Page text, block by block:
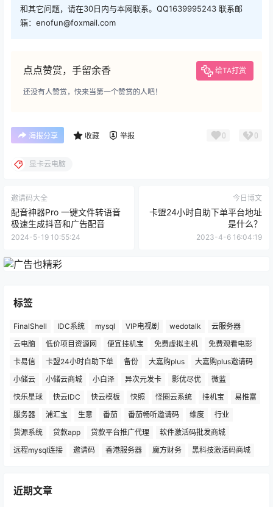
和其它问题，请在30日内与本网联系。QQ1639995243 联系邮
箱：enofun@foxmail.com
点点赞赏，手留余香 给TA打赏
还没有人赞赏，快来当第一个赞赏的人吧！
海报分享 收藏 举报 0 0
显卡云电脑
邀请码大全
配音神器Pro 一键文件转语音
极速生成抖音和广告配音
2024-5-19 10:55:24
今日博文
卡盟24小时自助下单平台地址
是什么？
2023-4-6 16:04:19
标签
FinalShell IDC系统 mysql VIP电视剧 wedotalk
云服务器
云电脑
低价项目资源网 便宜挂机宝 免费虚拟主机
免费观看电影
卡易信
卡盟24小时自助下单 备份 大嘉购plus
大嘉购plus邀请码
小储云
小储云商城 小白泽 异次元发卡 影优尽优
微蓝
快乐星球
快云IDC 快云模板 快照 怪圈云系统 挂机宝
易推富
服务器
浦汇宝 生意 番茄 番茄畅听邀请码 维度
行业
货源系统
贷款app 贷款平台推广代理
软件激活码批发商城
远程mysql连接
邀请码 香港服务器 魔方财务 黑科技激活码商城
近期文章